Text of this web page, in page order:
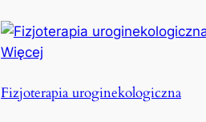
Więcej
Fizjoterapia uroginekologiczna